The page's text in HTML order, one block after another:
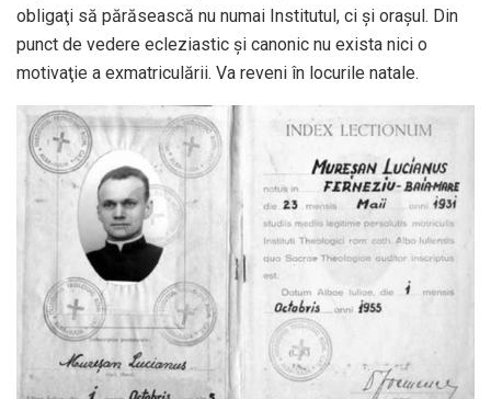
obligaţi să părăsească nu numai Institutul, ci şi oraşul. Din
punct de vedere ecleziastic şi canonic nu exista nici o
motivaţie a exmatriculării. Va reveni în locurile natale.